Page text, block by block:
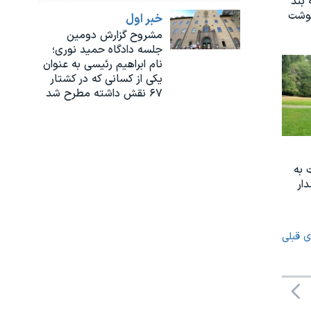
خبر اول
مشروح گزارش دومین
جلسه دادگاه حمید نوری؛
نام ابراهیم رئیسی به عنوان
یکی از کسانی که در کشتار
۶۷ نقش داشته مطرح شد
به
قبلی